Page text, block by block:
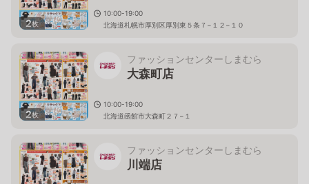
2枚
10:00-19:00
北海道札幌市厚別区厚別東５条７−１２−１０
2枚
ファッションセンターしまむら
大森町店
10:00-19:00
北海道函館市大森町２７−１
ファッションセンターしまむら
川端店